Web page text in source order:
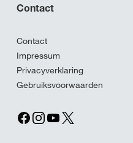
Contact
Contact
Impressum
Privacyverklaring
Gebruiksvoorwaarden